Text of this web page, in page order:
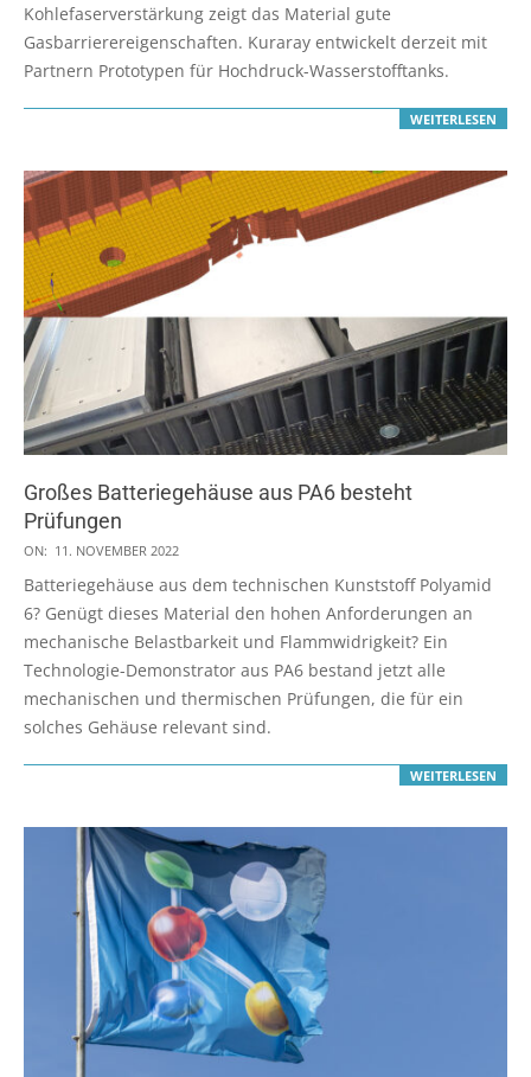
Kohlefaserverstärkung zeigt das Material gute
Gasbarrierereigenschaften. Kuraray entwickelt derzeit mit
Partnern Prototypen für Hochdruck-Wasserstofftanks.
WEITERLESEN
Großes Batteriegehäuse aus PA6 besteht
Prüfungen
2022-
11-
11
ON: 11. NOVEMBER 2022
Batteriegehäuse aus dem technischen Kunststoff Polyamid
6? Genügt dieses Material den hohen Anforderungen an
mechanische Belastbarkeit und Flammwidrigkeit? Ein
Technologie-Demonstrator aus PA6 bestand jetzt alle
mechanischen und thermischen Prüfungen, die für ein
solches Gehäuse relevant sind.
WEITERLESEN